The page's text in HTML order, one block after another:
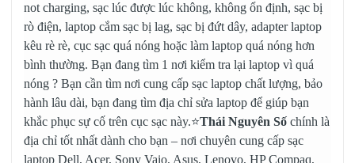
not charging, sạc lúc được lúc không, không ổn định, sạc bị
rò điện, laptop cắm sạc bị lag, sạc bị đứt dây, adapter laptop
kêu rè rè, cục sạc quá nóng hoặc làm laptop quá nóng hơn
bình thường. Bạn đang tìm 1 nơi kiểm tra lại laptop vì quá
nóng ? Bạn cần tìm nơi cung cấp sạc laptop chất lượng, bảo
hành lâu dài, bạn đang tìm địa chỉ sửa laptop để giúp bạn
khắc phục sự cố trên cục sạc này.⭐Thái Nguyên Số chính là
địa chỉ tốt nhất dành cho bạn – nơi chuyên cung cấp sạc
laptop Dell, Acer, Sony Vaio, Asus, Lenovo, HP Compaq,